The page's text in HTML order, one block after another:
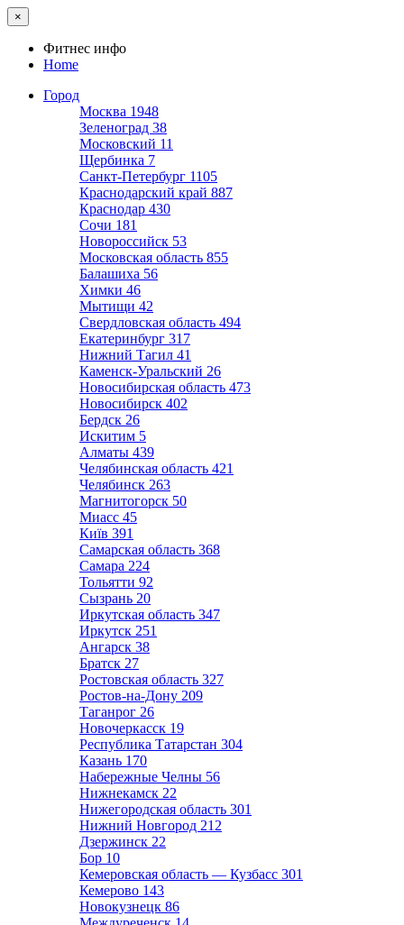
×
Фитнес инфо
Home
Город
Москва 1948
Зеленоград 38
Московский 11
Щербинка 7
Санкт-Петербург 1105
Краснодарский край 887
Краснодар 430
Сочи 181
Новороссийск 53
Московская область 855
Балашиха 56
Химки 46
Мытищи 42
Свердловская область 494
Екатеринбург 317
Нижний Тагил 41
Каменск-Уральский 26
Новосибирская область 473
Новосибирск 402
Бердск 26
Искитим 5
Алматы 439
Челябинская область 421
Челябинск 263
Магнитогорск 50
Миасс 45
Київ 391
Самарская область 368
Самара 224
Тольятти 92
Сызрань 20
Иркутская область 347
Иркутск 251
Ангарск 38
Братск 27
Ростовская область 327
Ростов-на-Дону 209
Таганрог 26
Новочеркасск 19
Республика Татарстан 304
Казань 170
Набережные Челны 56
Нижнекамск 22
Нижегородская область 301
Нижний Новгород 212
Дзержинск 22
Бор 10
Кемеровская область — Кузбасс 301
Кемерово 143
Новокузнецк 86